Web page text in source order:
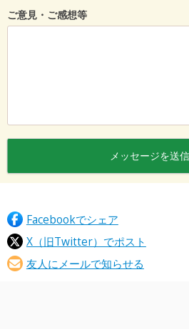
ご意見・ご感想等
Facebookでシェア
X（旧Twitter）でポスト
友人にメールで知らせる